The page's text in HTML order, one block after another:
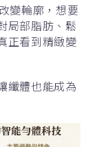
變輪廓，想要
局部脂肪、鬆
正看到精緻變
纖體也能成為